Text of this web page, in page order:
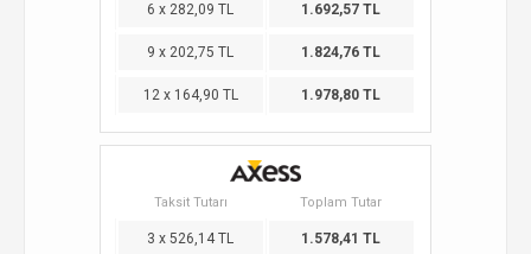
6 x 282,09 TL 1.692,57 TL
9 x 202,75 TL 1.824,76 TL
12 x 164,90 TL 1.978,80 TL
Taksit Tutarı Toplam Tutar
3 x 526,14 TL 1.578,41 TL